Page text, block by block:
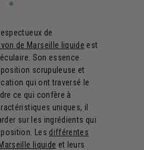
de
de Marseille liquide est
Son essence
scrupuleuse et
qui ont traversé le
ce qui confère à
uniques, il
sur les ingrédients qui
Les différentes
liquide et leurs